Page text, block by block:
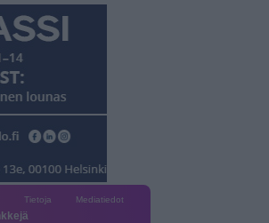
Tietoja Mediatiedot